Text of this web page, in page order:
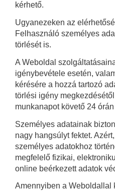
kérhető.
Ugyanezeken az
Felhasználó személyes
törlését is.
A Weboldal
igénybevétele esetén,
kérésére a hozzá tartozó
törlési igény
munkanapot követő 24
Személyes adatainak
nagy hangsúlyt fektet.
személyes adatokhoz
megfelelő fizikai,
online beérkezett adatok
Amennyiben a Weboldallal